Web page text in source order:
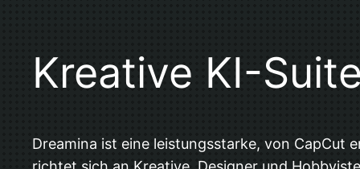
Kreative KI-
Dreamina ist eine leistungsstarke, von CapCut